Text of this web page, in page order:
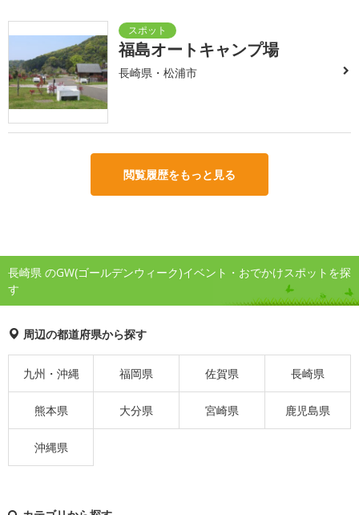
福島オートキャンプ場
長崎県・松浦市
閲覧履歴をもっと見る
長崎県 のGW(ゴールデンウィーク)イベント・おでかけスポットを探
す
周辺の都道府県から探す
九州・沖縄 福岡県 佐賀県 長崎県
熊本県 大分県 宮崎県 鹿児島県
沖縄県